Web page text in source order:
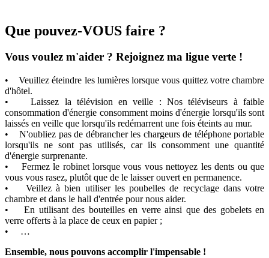
Que pouvez-VOUS faire ?
Vous voulez m'aider ? Rejoignez ma ligue verte !
• Veuillez éteindre les lumières lorsque vous quittez votre chambre
d'hôtel.
• Laissez la télévision en veille : Nos téléviseurs à faible
consommation d'énergie consomment moins d'énergie lorsqu'ils sont
laissés en veille que lorsqu'ils redémarrent une fois éteints au mur.
• N'oubliez pas de débrancher les chargeurs de téléphone portable
lorsqu'ils ne sont pas utilisés, car ils consomment une quantité
d'énergie surprenante.
• Fermez le robinet lorsque vous vous nettoyez les dents ou que
vous vous rasez, plutôt que de le laisser ouvert en permanence.
• Veillez à bien utiliser les poubelles de recyclage dans votre
chambre et dans le hall d'entrée pour nous aider.
• En utilisant des bouteilles en verre ainsi que des gobelets en
verre offerts à la place de ceux en papier ;
• …
Ensemble, nous pouvons accomplir l'impensable !